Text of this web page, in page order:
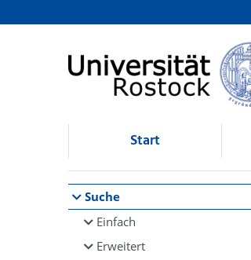
Browsen
direkt zum Inhalt
Start
Suche
Einfach
Erweitert